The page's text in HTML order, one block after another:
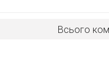
Всього